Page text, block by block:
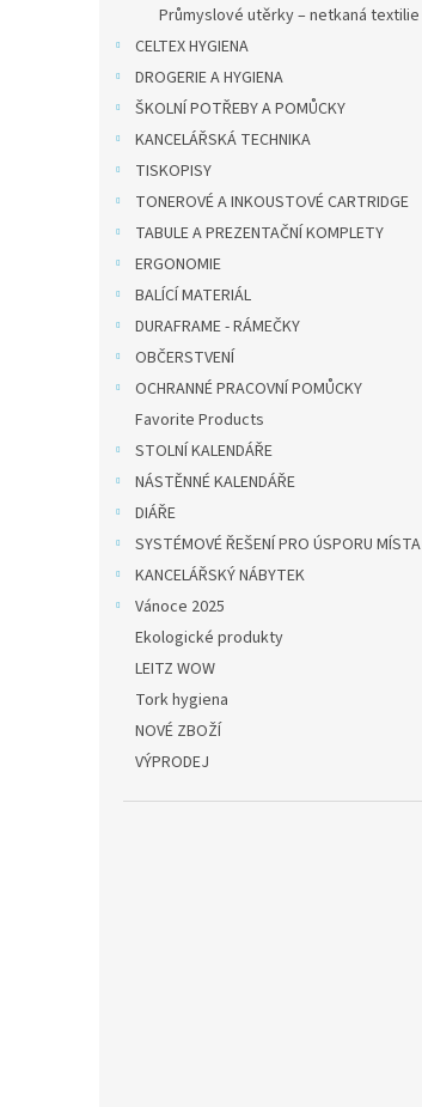
Průmyslové utěrky – netkaná textilie
CELTEX HYGIENA
DROGERIE A HYGIENA
ŠKOLNÍ POTŘEBY A POMŮCKY
KANCELÁŘSKÁ TECHNIKA
TISKOPISY
TONEROVÉ A INKOUSTOVÉ CARTRIDGE
TABULE A PREZENTAČNÍ KOMPLETY
ERGONOMIE
BALÍCÍ MATERIÁL
DURAFRAME - RÁMEČKY
OBČERSTVENÍ
OCHRANNÉ PRACOVNÍ POMŮCKY
Favorite Products
STOLNÍ KALENDÁŘE
NÁSTĚNNÉ KALENDÁŘE
DIÁŘE
SYSTÉMOVÉ ŘEŠENÍ PRO ÚSPORU MÍSTA
KANCELÁŘSKÝ NÁBYTEK
Vánoce 2025
Ekologické produkty
LEITZ WOW
Tork hygiena
NOVÉ ZBOŽÍ
VÝPRODEJ